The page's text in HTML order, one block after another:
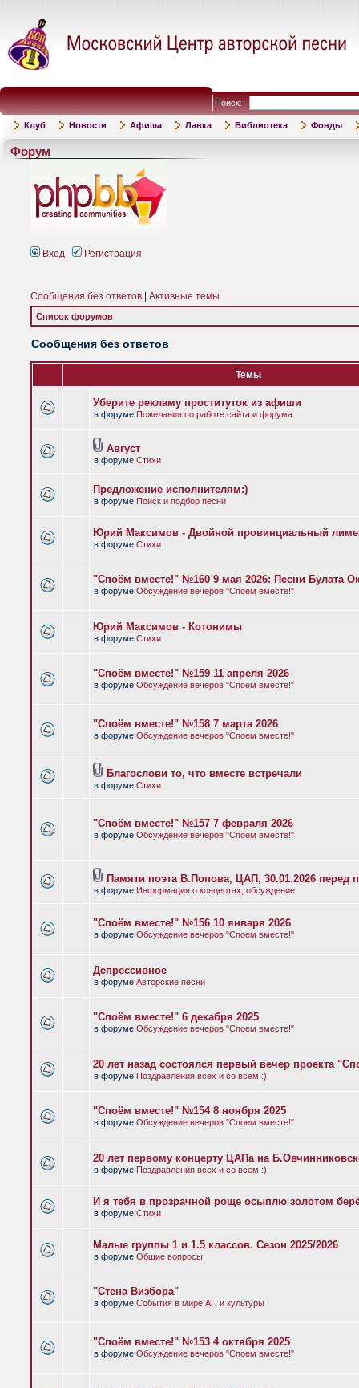
Поиск:
Клуб Новости Афиша Лавка Библиотека Фонды
Форум
Вход Регистрация
Сообщения без ответов Активные темы
Список форумов
Сообщения без ответов
Темы
Уберите рекламу проституток из афиши
в форуме Пожелания по работе сайта и форума
Август
в форуме Стихи
Предложение исполнителям:)
в форуме Поиск и подбор песни
Юрий Максимов - Двойной провинциальный
в форуме Стихи
"Споём вместе!" №160 9 мая 2026: Песни Булата
в форуме Обсуждение вечеров "Споем вместе!"
Юрий Максимов - Котонимы
в форуме Стихи
"Споём вместе!" №159 11 апреля 2026
в форуме Обсуждение вечеров "Споем вместе!"
"Споём вместе!" №158 7 марта 2026
в форуме Обсуждение вечеров "Споем вместе!"
Благослови то, что вместе встречали
в форуме Стихи
"Споём вместе!" №157 7 февраля 2026
в форуме Обсуждение вечеров "Споем вместе!"
Памяти поэта В.Попова, ЦАП, 30.01.2026 перед
в форуме Информация о концертах, обсуждение
"Споём вместе!" №156 10 января 2026
в форуме Обсуждение вечеров "Споем вместе!"
Депрессивное
в форуме Авторские песни
"Споём вместе!" 6 декабря 2025
в форуме Обсуждение вечеров "Споем вместе!"
20 лет назад состоялся первый вечер проекта
в форуме Поздравления всех и со всем :)
"Споём вместе!" №154 8 ноября 2025
в форуме Обсуждение вечеров "Споем вместе!"
20 лет первому концерту ЦАПа на
в форуме Поздравления всех и со всем :)
И я тебя в прозрачной роще осыплю золотом
в форуме Стихи
Малые группы 1 и 1.5 классов. Сезон 2025/2026
в форуме Общие вопросы
"Стена Визбора"
в форуме События в мире АП и культуры
"Споём вместе!" №153 4 октября 2025
в форуме Обсуждение вечеров "Споем вместе!"